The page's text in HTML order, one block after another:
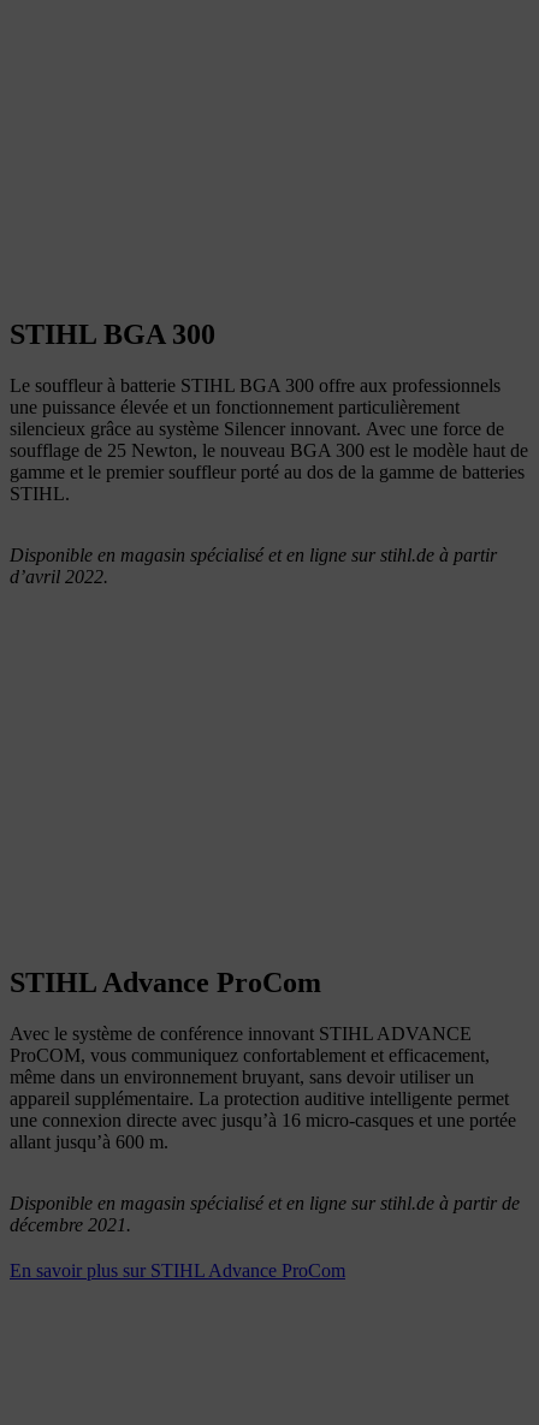
STIHL BGA 300
Le souffleur à batterie STIHL BGA 300 offre aux professionnels
une puissance élevée et un fonctionnement particulièrement
silencieux grâce au système Silencer innovant. Avec une force de
soufflage de 25 Newton, le nouveau BGA 300 est le modèle haut de
gamme et le premier souffleur porté au dos de la gamme de batteries
STIHL.
Disponible en magasin spécialisé et en ligne sur stihl.de à partir
d’avril 2022.
STIHL Advance ProCom
Avec le système de conférence innovant STIHL ADVANCE
ProCOM, vous communiquez confortablement et efficacement,
même dans un environnement bruyant, sans devoir utiliser un
appareil supplémentaire. La protection auditive intelligente permet
une connexion directe avec jusqu’à 16 micro-casques et une portée
allant jusqu’à 600 m.
Disponible en magasin spécialisé et en ligne sur stihl.de à partir de
décembre 2021.
En savoir plus sur STIHL Advance ProCom